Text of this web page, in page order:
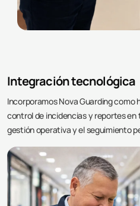
Integración tecnológica
Incorporamos Nova Guarding como
control de incidencias y reportes en
gestión operativa y el seguimiento